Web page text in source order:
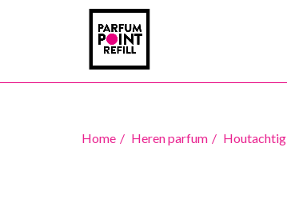
Home Heren parfum Houtachtig